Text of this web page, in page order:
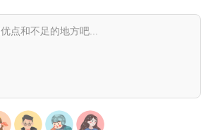
、战斗持续消耗，归零持续掉血;通过野